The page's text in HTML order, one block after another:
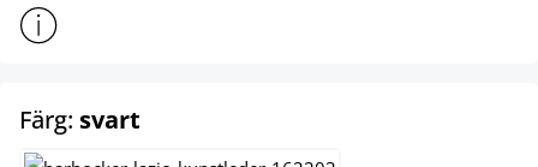
Visa mer produktinformation
Färg: svart